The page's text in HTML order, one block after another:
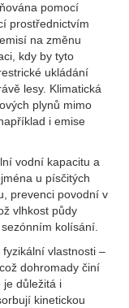
pomocí
prostřednictvím
na změnu
kdy by tyto
ukládání
lesy. Klimatická
plynů mimo
i emise
vodní kapacitu a
u písčitých
prevenci povodní v
vlhkost půdy
kolísání.
vlastnosti –
dohromady činí
je důležitá i
kinetickou